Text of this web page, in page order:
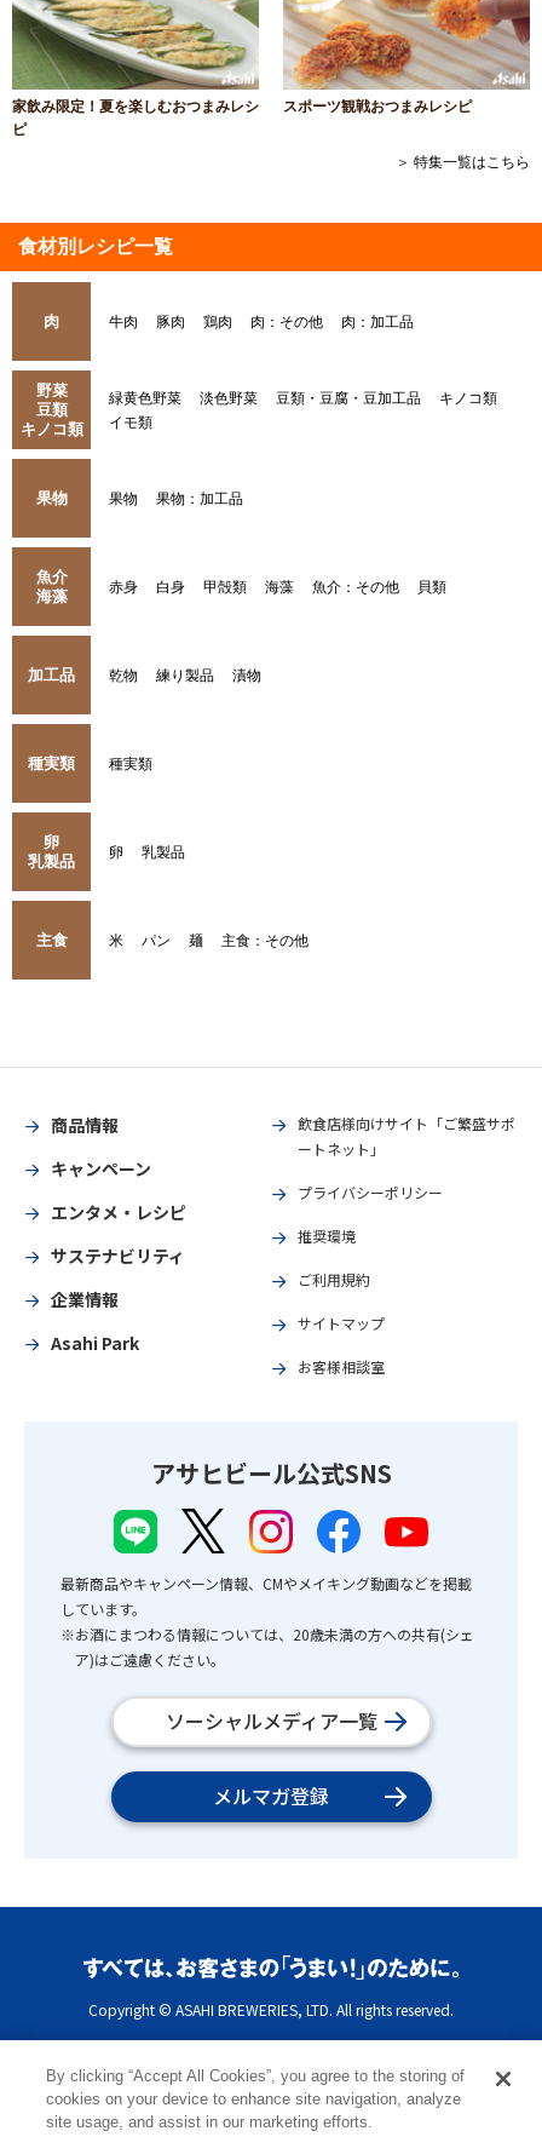
家飲み限定！夏を楽しむおつまみレシ
ピ
スポーツ観戦おつまみレシピ
＞ 特集一覧はこちら
食材別レシピ一覧
肉 牛肉 豚肉 鶏肉 肉：その他 肉：加工品
野菜
豆類
キノコ類
緑黄色野菜 淡色野菜 豆類・豆腐・豆加工品
キノコ類
イモ類
果物 果物 果物：加工品
魚介
海藻
赤身 白身 甲殻類 海藻 魚介：その他 貝類
加工品 乾物 練り製品 漬物
種実類 種実類
卵
乳製品
卵 乳製品
主食 米 パン 麺 主食：その他
商品情報
キャンペーン
エンタメ・レシピ
サステナビリティ
企業情報
Asahi Park
飲食店様向けサイト「ご繁盛サポ
ートネット」
プライバシーポリシー
推奨環境
ご利用規約
サイトマップ
お客様相談室
アサヒビール公式SNS
最新商品やキャンペーン情報、CMやメイキング動画などを掲載
しています。
※お酒にまつわる情報については、20歳未満の方への共有(シェ
ア)はご遠慮ください。
ソーシャルメディア一覧
メルマガ登録
Copyright © ASAHI BREWERIES, LTD. All rights reserved.
By clicking “Accept All Cookies”, you agree to the storing of
cookies on your device to enhance site navigation, analyze
site usage, and assist in our marketing efforts.